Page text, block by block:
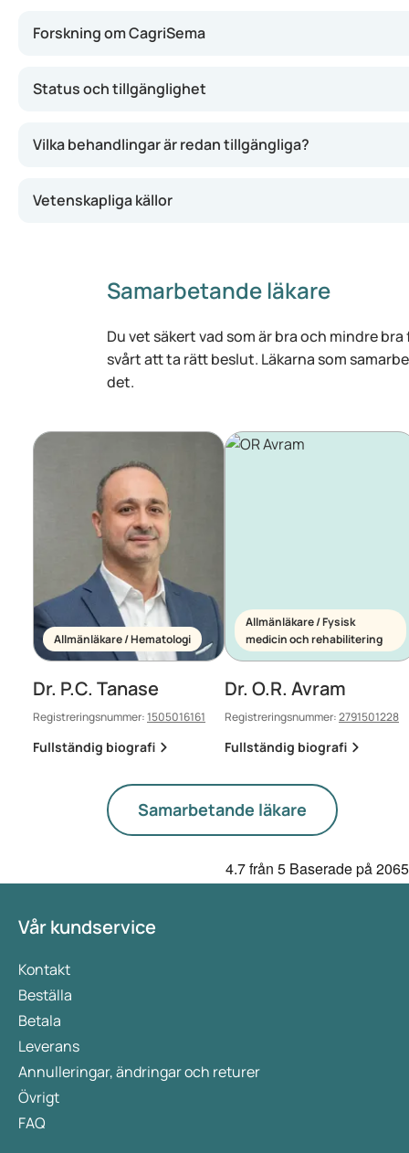
Forskning om CagriSema
Status och tillgänglighet
Vilka behandlingar är redan tillgängliga?
Vetenskapliga källor
Samarbetande läkare
Du vet säkert vad som är bra och mindre
svårt att ta rätt beslut. Läkarna som
det.
Allmänläkare / Hematologi
Dr. P.C. Tanase
Registreringsnummer:1505016161
Fullständig biografi
Allmänläkare / Fysisk
medicin och rehabilitering
Dr. O.R. Avram
Registreringsnummer:2791501228
Fullständig biografi
Samarbetande läkare
4.7från 5 Baserade på
Vår kundservice
Kontakt
Beställa
Betala
Leverans
Annulleringar, ändringar och returer
Övrigt
FAQ